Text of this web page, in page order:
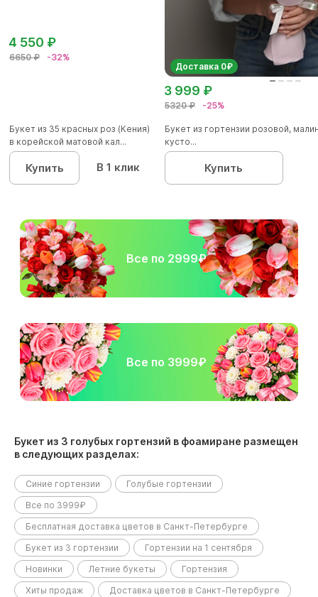
6650 ₽ -32%
4 550 ₽
Букет из 35 красных роз (Кения)
в корейской матовой кал...
Купить В 1 клик
Доставка 0₽
5320 ₽ -25%
3 999 ₽
Букет из гортензии розовой,
кусто...
Купить
Все по 2999₽
Все по 3999₽
Букет из 3 голубых гортензий в фоамиране размещен
в следующих разделах:
Синие гортензии
Голубые гортензии
Все по 3999₽
Бесплатная доставка цветов в Санкт-Петербурге
Букет из 3 гортензии
Гортензии на 1 сентября
Новинки
Летние букеты
Гортензия
Хиты продаж
Доставка цветов в Санкт-Петербурге